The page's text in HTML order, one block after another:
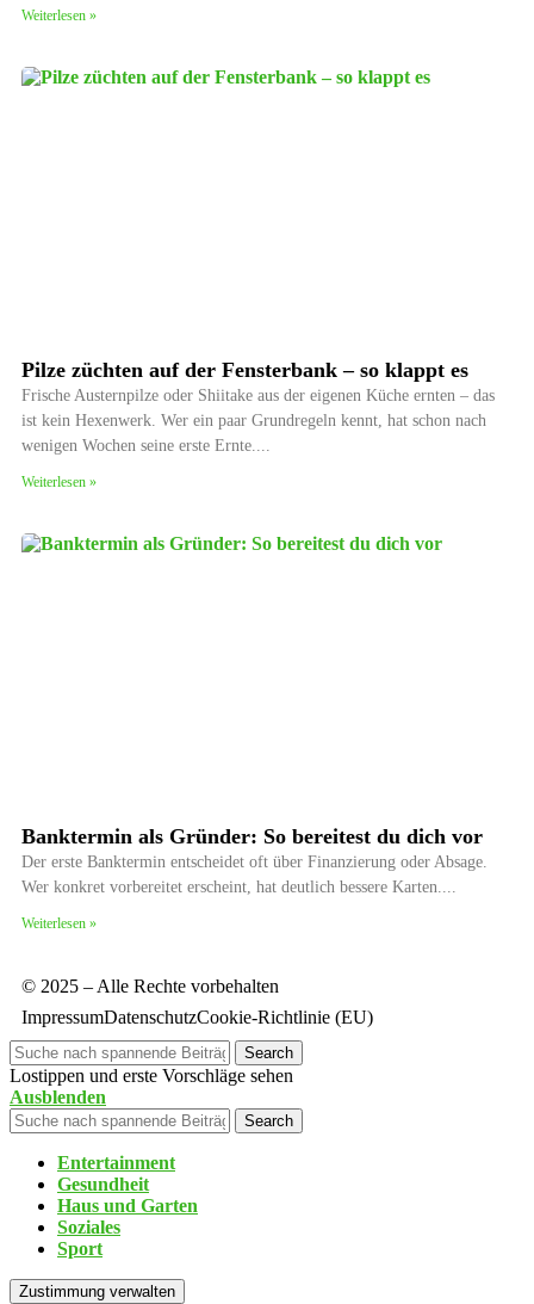
Weiterlesen »
Pilze züchten auf der Fensterbank – so klappt es
Frische Austernpilze oder Shiitake aus der eigenen Küche ernten – das
ist kein Hexenwerk. Wer ein paar Grundregeln kennt, hat schon nach
wenigen Wochen seine erste Ernte.
Weiterlesen »
Banktermin als Gründer: So bereitest du dich vor
Der erste Banktermin entscheidet oft über Finanzierung oder Absage.
Wer konkret vorbereitet erscheint, hat deutlich bessere Karten.
Weiterlesen »
© 2025 – Alle Rechte vorbehalten
ImpressumDatenschutzCookie-Richtlinie (EU)
Search
Lostippen und erste Vorschläge sehen
Ausblenden
Search
Entertainment
Gesundheit
Haus und Garten
Soziales
Sport
Zustimmung verwalten